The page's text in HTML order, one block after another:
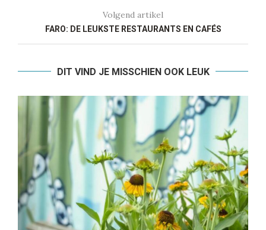
Volgend artikel
FARO: DE LEUKSTE RESTAURANTS EN CAFÉS
DIT VIND JE MISSCHIEN OOK LEUK